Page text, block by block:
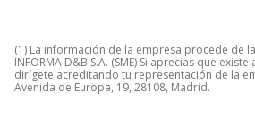
(1) La información de la empresa procede de
INFORMA D&B S.A. (SME) Si aprecias que
dirígete acreditando tu representación de la
Avenida de Europa, 19, 28108, Madrid.